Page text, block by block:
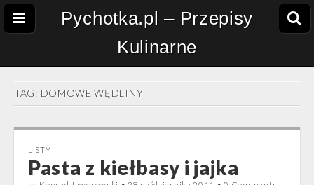
Pychotka.pl – Przepisy
Kulinarne
TAG: DOMOWE WĘDLINY
LISTY
Pasta z kiełbasy i jajka